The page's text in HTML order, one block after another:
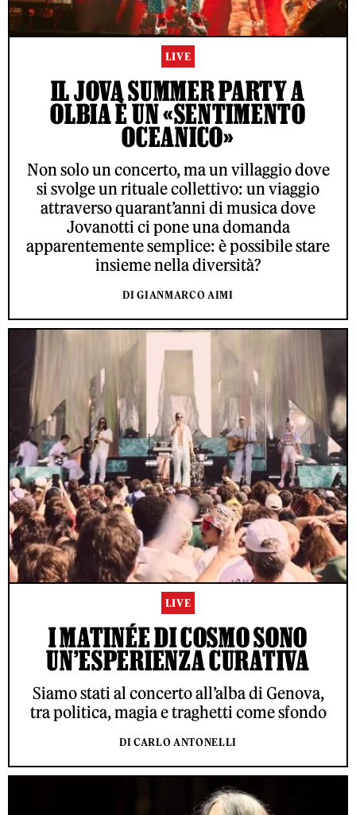
LIVE
IL JOVA SUMMER PARTY A
OLBIA È UN «SENTIMENTO
OCEANICO»
Non solo un concerto, ma un villaggio dove
si svolge un rituale collettivo: un viaggio
attraverso quarant’anni di musica dove
Jovanotti ci pone una domanda
apparentemente semplice: è possibile stare
insieme nella diversità?
DI GIANMARCO AIMI
LIVE
I MATINÉE DI COSMO SONO
UN’ESPERIENZA CURATIVA
Siamo stati al concerto all’alba di Genova,
tra politica, magia e traghetti come sfondo
DI CARLO ANTONELLI